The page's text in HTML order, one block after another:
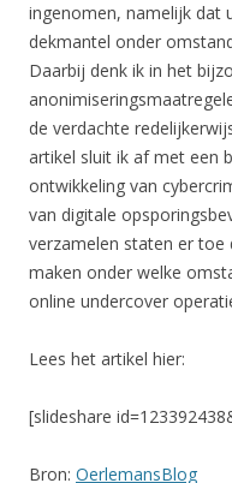
ingenomen, namelijk dat
dekmantel onder
Daarbij denk ik in het
de verdachte
artikel sluit ik af met een
ontwikkeling van
van digitale
verzamelen staten er
maken onder welke
online undercover
Lees het artikel hier:
[slideshare
Bron: OerlemansBlog